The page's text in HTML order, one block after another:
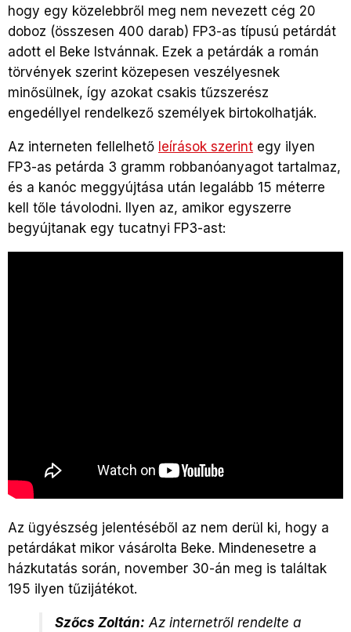
hogy egy közelebbről meg nem nevezett cég 20
doboz (összesen 400 darab) FP3-as típusú petárdát
adott el Beke Istvánnak. Ezek a petárdák a román
törvények szerint közepesen veszélyesnek
minősülnek, így azokat csakis tűzszerész
engedéllyel rendelkező személyek birtokolhatják.
Az interneten fellelhető leírások szerint egy ilyen
FP3-as petárda 3 gramm robbanóanyagot tartalmaz,
és a kanóc meggyújtása után legalább 15 méterre
kell tőle távolodni. Ilyen az, amikor egyszerre
begyújtanak egy tucatnyi FP3-ast:
Az ügyészség jelentéséből az nem derül ki, hogy a
petárdákat mikor vásárolta Beke. Mindenesetre a
házkutatás során, november 30-án meg is találtak
195 ilyen tűzijátékot.
Szőcs Zoltán: Az internetről rendelte a